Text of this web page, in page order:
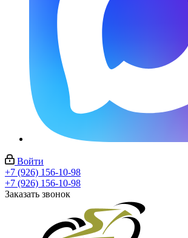
Войти
+7 (926) 156-10-98
+7 (926) 156-10-98
Заказать звонок